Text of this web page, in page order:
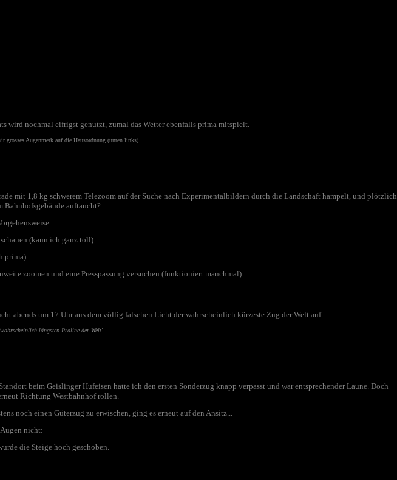
wird nochmal eifrigst genutzt, zumal das Wetter ebenfalls prima mitspielt.
grosses Augenmerk auf die Hausordnung (unten links).
mit 1,8 kg schwerem Telezoom auf der Suche nach Experimentalbildern durch die Landschaft hampelt, und plötzlich
Bahnhofsgebäude auftaucht?
(kann ich ganz toll)
prima)
zoomen und eine Presspassung versuchen (funktioniert manchmal)
abends um 17 Uhr aus dem völlig falschen Licht der wahrscheinlich kürzeste Zug der Welt auf...
'wahrscheinlich längsten Praline der Welt'
beim Geislinger Hufeisen hatte ich den ersten Sonderzug knapp verpasst und war entsprechender Laune. Doch
Richtung Westbahnhof rollen.
noch einen Güterzug zu erwischen, ging es erneut auf den Ansitz...
nicht:
die Steige hoch geschoben.